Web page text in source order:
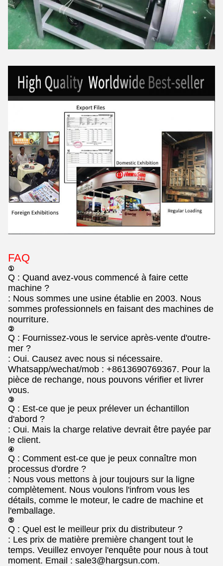
FAQ
①
Q : Quand avez-vous commencé à faire cette
machine ?
: Nous sommes une usine établie en 2003. Nous
sommes professionnels en faisant des machines de
nourriture.
②
Q : Fournissez-vous le service après-vente d'outre-
mer ?
: Oui. Causez avec nous si nécessaire.
Whatsapp/wechat/mob : +8613690769367. Pour la
pièce de rechange, nous pouvons vérifier et livrer
vous.
③
Q : Est-ce que je peux prélever un échantillon
d'abord ?
: Oui. Mais la charge relative devrait être payée par
le client.
④
Q : Comment est-ce que je peux connaître mon
processus d'ordre ?
: Nous vous mettons à jour toujours sur la ligne
complètement. Nous voulons l'infrom vous les
détails, comme le moteur, le cadre de machine et
l'emballage.
⑤
Q : Quel est le meilleur prix du distributeur ?
: Les prix de matière première changent tout le
temps. Veuillez envoyer l'enquête pour nous à tout
moment. Email : sale3@hargsun.com.